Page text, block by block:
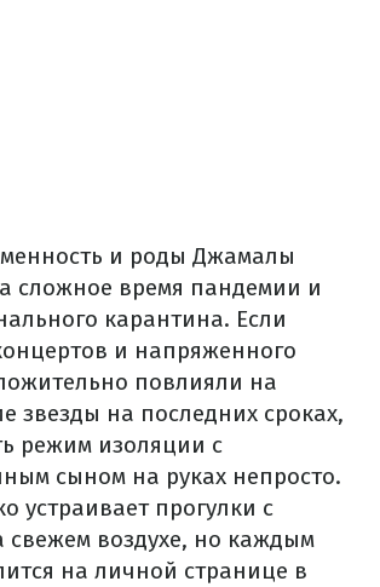
и роды Джамалы
сложное время пандемии и
карантина. Если
и напряженного
повлияли на
звезды на последних сроках,
режим изоляции с
сыном на руках непросто.
устраивает прогулки с
воздухе, но каждым
на личной странице в